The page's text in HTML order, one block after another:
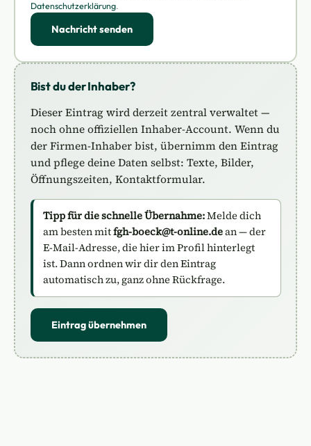
Datenschutzerklärung.
Nachricht senden
Bist du der Inhaber?
Dieser Eintrag wird derzeit zentral verwaltet —
noch ohne offiziellen Inhaber-Account. Wenn du
der Firmen-Inhaber bist, übernimm den Eintrag
und pflege deine Daten selbst: Texte, Bilder,
Öffnungszeiten, Kontaktformular.
Tipp für die schnelle Übernahme:Melde dich
am besten mitfgh-boeck@t-online.dean — der
E-Mail-Adresse, die hier im Profil hinterlegt
ist. Dann ordnen wir dir den Eintrag
automatisch zu, ganz ohne Rückfrage.
Eintrag übernehmen